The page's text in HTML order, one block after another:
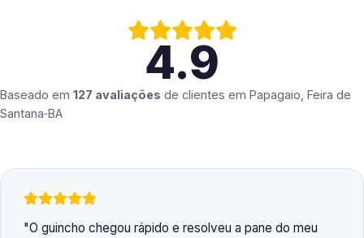
4.9
Baseado em 127 avaliações de clientes em Papagaio, Feira de
Santana‑BA
O guincho chegou rápido e resolveu a pane do meu